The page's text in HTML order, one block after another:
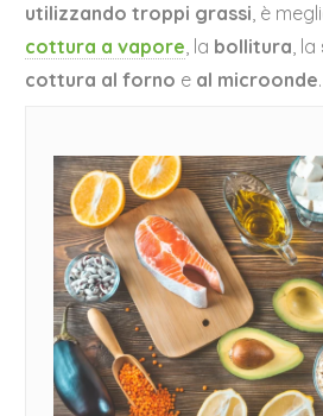
utilizzando troppi grassi, è
cottura a vapore, la bollitura, la
cottura al forno e al microonde.